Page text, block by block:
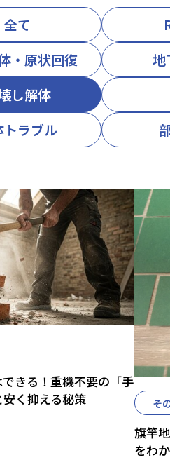
全て
・原状回復
地
し解体
トラブル
きる！重機不要の「手
く抑える秘策
そ
旗竿
をわ